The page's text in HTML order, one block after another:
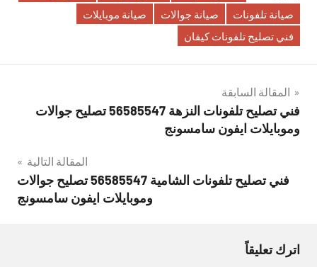
صيانة تلفونات
صيانة جوالات
صيانة موبايلات
فني تصليح تلفونات كيفان
تصفّح
المقالات
المقالة السابقة
فني تصليح تلفونات النزهة 56585547 تصليح جوالات
وموبايلات ايفون سامسونج
المقالة التالية
فني تصليح تلفونات الشامية 56585547 تصليح جوالات
وموبايلات ايفون سامسونج
اترك تعليقاً